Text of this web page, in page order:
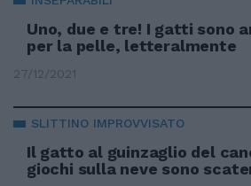
Uno, due e tre! I gatti sono
per la pelle, letteralmente
27/12/2021
SLITTINO IMPROVVISATO
Il gatto al guinzaglio del
giochi sulla neve sono